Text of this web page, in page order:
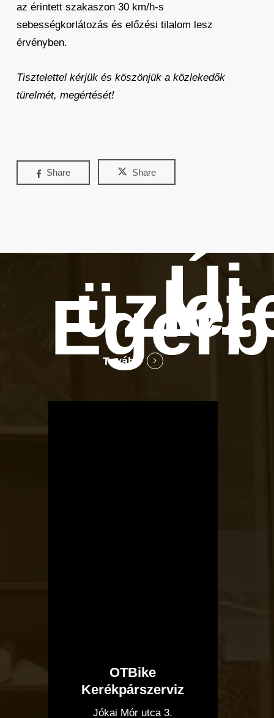
az érintett szakaszon 30 km/h-s
sebességkorlátozás és előzési tilalom lesz
érvényben.
Tisztelettel kérjük és köszönjük a közlekedők
türelmét, megértését!
Share Share
Új
Tovább
OTBike
Kerékpárszerviz
Jókai Mór utca 3.